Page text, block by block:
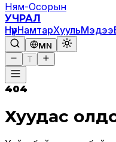
Ням-Осорын
УЧРАЛ
НүүрНамтарХуульМэдээ
MN
T
404
Хуудас